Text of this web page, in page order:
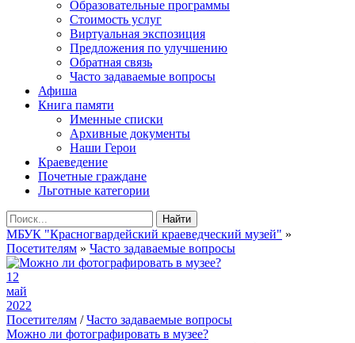
Образовательные программы
Стоимость услуг
Виртуальная экспозиция
Предложения по улучшению
Обратная связь
Часто задаваемые вопросы
Афиша
Книга памяти
Именные списки
Архивные документы
Наши Герои
Краеведение
Почетные граждане
Льготные категории
Найти
МБУК "Красногвардейский краеведческий музей" »
Посетителям » Часто задаваемые вопросы
12
май
2022
Посетителям /Часто задаваемые вопросы
Можно ли фотографировать в музее?